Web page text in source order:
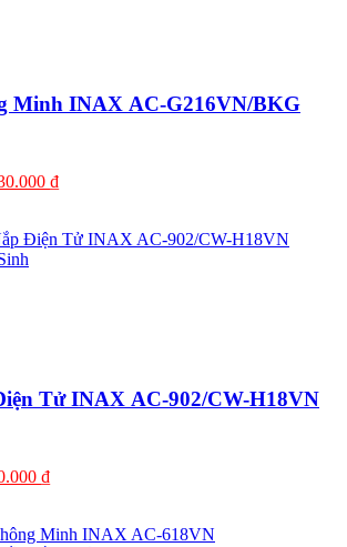
Minh INAX AC-G216VN/BKG
₫.
₫Giá
là:
Tử INAX AC-902/CW-H18VN
₫.
₫Giá
là: